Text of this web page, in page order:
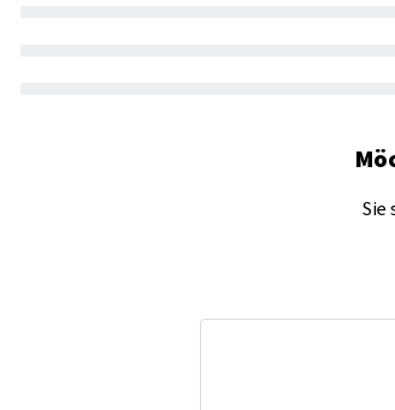
Sie